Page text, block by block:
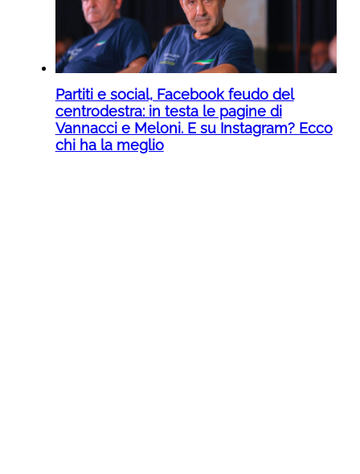
Partiti e social, Facebook feudo del
centrodestra: in testa le pagine di
Vannacci e Meloni. E su Instagram? Ecco
chi ha la meglio